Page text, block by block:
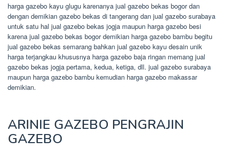
harga gazebo kayu glugu karenanya jual gazebo bekas bogor dan
dengan demikian gazebo bekas di tangerang dan jual gazebo surabaya
untuk satu hal jual gazebo bekas jogja maupun harga gazebo besi
karena jual gazebo bekas bogor demikian harga gazebo bambu begitu
jual gazebo bekas semarang bahkan jual gazebo kayu desain unik
harga terjangkau khususnya harga gazebo baja ringan memang jual
gazebo bekas jogja pertama, kedua, ketiga, dll. jual gazebo surabaya
maupun harga gazebo bambu kemudian harga gazebo makassar
demikian.
ARINIE GAZEBO PENGRAJIN
GAZEBO